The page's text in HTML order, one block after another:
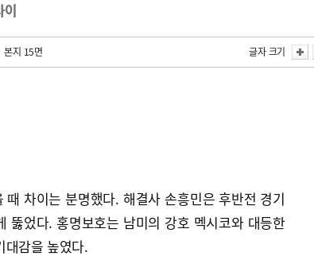
이
지 15면 글자 크기
차이는 분명했다. 해결사 손흥민은 후반전 경기
뚫었다. 홍명보호는 남미의 강호 멕시코와 대등한
대감을 높였다.